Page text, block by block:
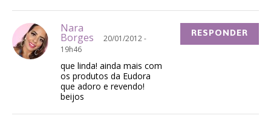
Nara
Borges
20/01/2012 -
19h46
que linda! ainda mais com
os produtos da Eudora
que adoro e revendo!
beijos
RESPONDER